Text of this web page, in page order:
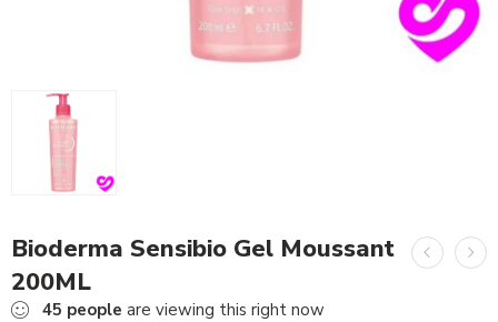
Bioderma Sensibio Gel Moussant
200ML
45 people are viewing this right now